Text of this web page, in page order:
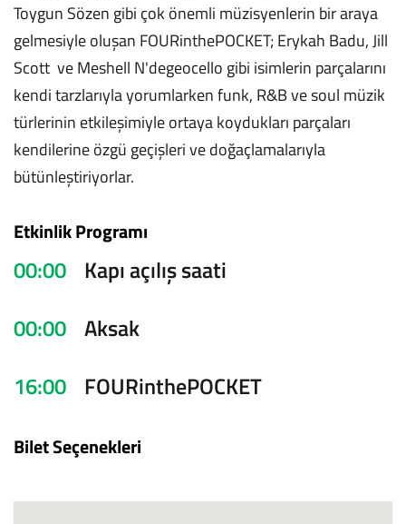
Toygun Sözen gibi çok önemli müzisyenlerin bir araya
gelmesiyle oluşan FOURinthePOCKET; Erykah Badu, Jill
Scott ve Meshell N'degeocello gibi isimlerin parçalarını
kendi tarzlarıyla yorumlarken funk, R&B ve soul müzik
türlerinin etkileşimiyle ortaya koydukları parçaları
kendilerine özgü geçişleri ve doğaçlamalarıyla
bütünleştiriyorlar.
Etkinlik Programı
00:00 Kapı açılış saati
00:00 Aksak
16:00 FOURinthePOCKET
Bilet Seçenekleri